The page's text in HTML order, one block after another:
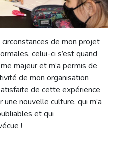
de mon projet
celui-ci s’est quand
majeur et m’a permis de
de mon organisation
de cette expérience
une nouvelle culture, qui m’a
et qui
!